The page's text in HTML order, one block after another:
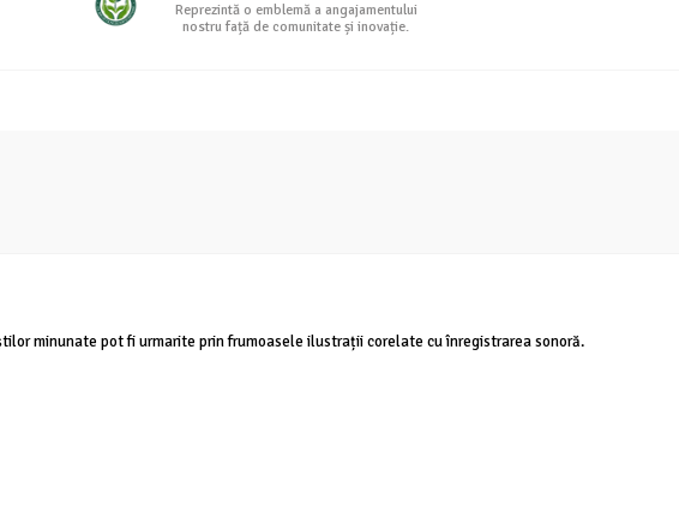
Reprezintă o emblemă a angajamentului
nostru față de comunitate și inovație.
minunate pot fi urmarite prin frumoasele ilustrații corelate cu înregistrarea sonoră.